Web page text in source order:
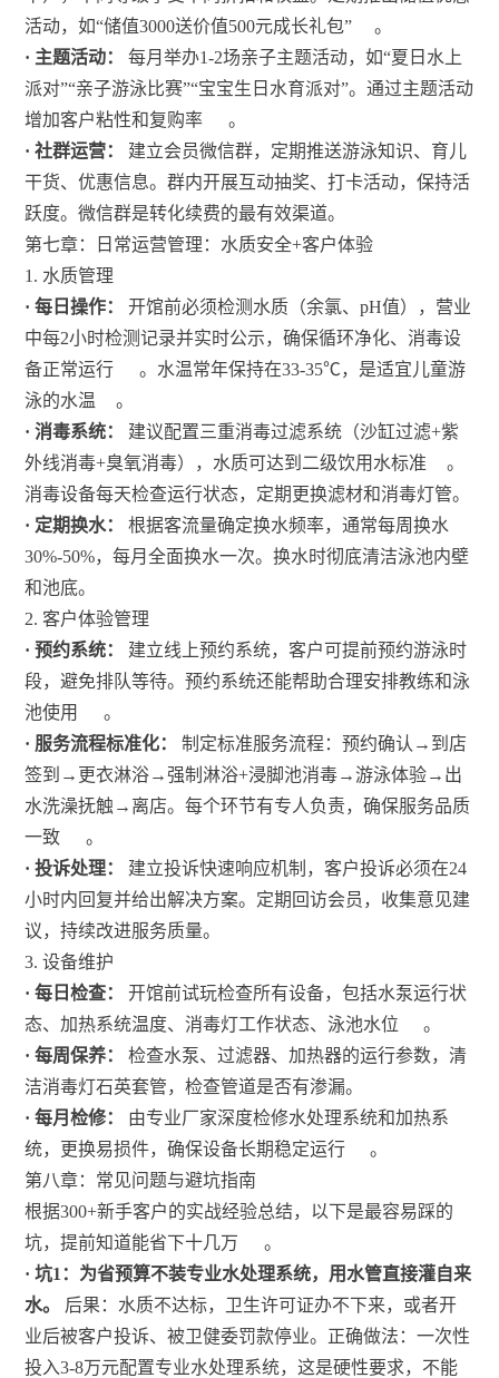
活动，如“储值3000送价值500元成长礼包”
。
· 主题活动：
每月举办1-2场亲子主题活动，如“夏日水上
派对”“亲子游泳比赛”“宝宝生日水育派对”。通过主题活动
增加客户粘性和复购率
。
· 社群运营：
建立会员微信群，定期推送游泳知识、育儿
干货、优惠信息。群内开展互动抽奖、打卡活动，保持活
跃度。微信群是转化续费的最有效渠道。
第七章：日常运营管理：水质安全+客户体验
1. 水质管理
· 每日操作：
开馆前必须检测水质（余氯、pH值），营业
中每2小时检测记录并实时公示，确保循环净化、消毒设
备正常运行
。水温常年保持在33-35℃，是适宜儿童游
泳的水温
。
· 消毒系统：
建议配置三重消毒过滤系统（沙缸过滤+紫
外线消毒+臭氧消毒），水质可达到二级饮用水标准
。
消毒设备每天检查运行状态，定期更换滤材和消毒灯管。
· 定期换水：
根据客流量确定换水频率，通常每周换水
30%-50%，每月全面换水一次。换水时彻底清洁泳池内壁
和池底。
2. 客户体验管理
· 预约系统：
建立线上预约系统，客户可提前预约游泳时
段，避免排队等待。预约系统还能帮助合理安排教练和泳
池使用
。
· 服务流程标准化：
制定标准服务流程：预约确认→到店
签到→更衣淋浴→强制淋浴+浸脚池消毒→游泳体验→出
水洗澡抚触→离店。每个环节有专人负责，确保服务品质
一致
。
· 投诉处理：
建立投诉快速响应机制，客户投诉必须在24
小时内回复并给出解决方案。定期回访会员，收集意见建
议，持续改进服务质量。
3. 设备维护
· 每日检查：
开馆前试玩检查所有设备，包括水泵运行状
态、加热系统温度、消毒灯工作状态、泳池水位
。
· 每周保养：
检查水泵、过滤器、加热器的运行参数，清
洁消毒灯石英套管，检查管道是否有渗漏。
· 每月检修：
由专业厂家深度检修水处理系统和加热系
统，更换易损件，确保设备长期稳定运行
。
第八章：常见问题与避坑指南
根据300+新手客户的实战经验总结，以下是最容易踩的
坑，提前知道能省下十几万
。
· 坑1：为省预算不装专业水处理系统，用水管直接灌自来
水。
后果：水质不达标，卫生许可证办不下来，或者开
业后被客户投诉、被卫健委罚款停业。正确做法：一次性
投入3-8万元配置专业水处理系统，这是硬性要求，不能